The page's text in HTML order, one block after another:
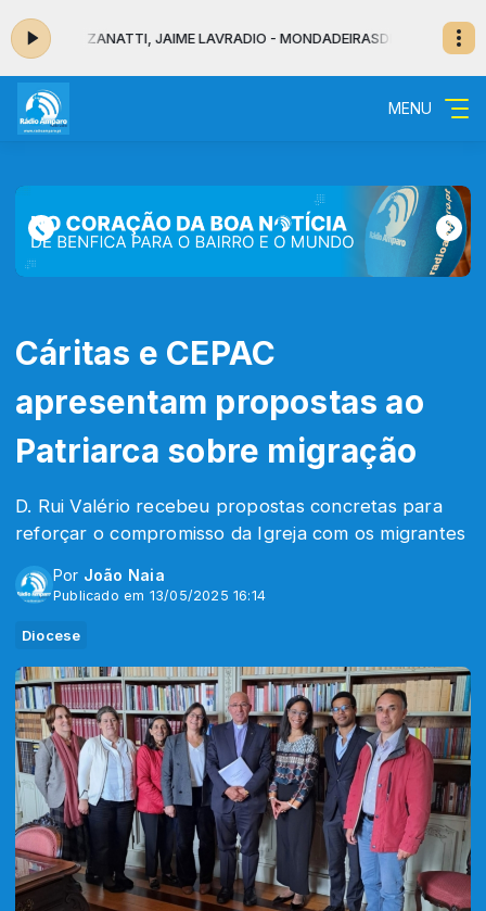
ZANATTI, JAIME LAVRADIO - MONDADEIRASDENTRO DA NOITE -
MENU
Cáritas e CEPAC
apresentam propostas ao
Patriarca sobre migração
D. Rui Valério recebeu propostas concretas para
reforçar o compromisso da Igreja com os migrantes
Por João Naia
Publicado em 13/05/2025 16:14
Diocese